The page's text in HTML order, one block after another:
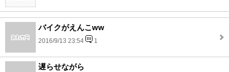
バイクがえんこww
2016/9/13 23:54 1
遅らせながら